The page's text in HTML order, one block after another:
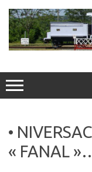
content
•
« FANAL